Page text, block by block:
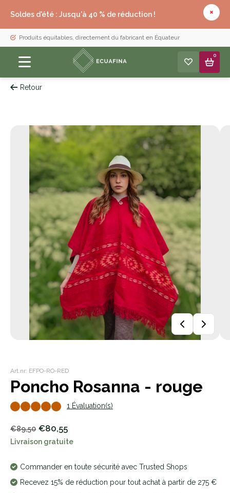
Soldes d'été : Jusqu'à 40 % de réduction !
Produits équitables, directement du fabricant en Équateur
0
Retour
Art.nr: EFPO-RO-RED
Poncho Rosanna - rouge
1 Évaluation(s)
€89,50 €80,55
Livraison gratuite
Commander en toute sécurité avec Trusted Shops
Recevez 15% de réduction pour tout achat à partir de 275 €